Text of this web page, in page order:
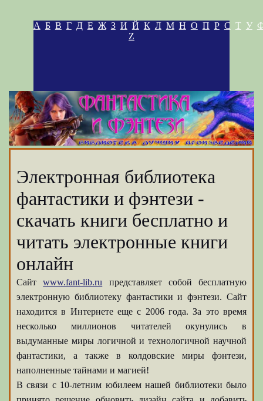
А Б В Г Д Е Ж З И Й К Л М Н О П Р С Т У
Z
Электронная библиотека
фантастики и фэнтези -
скачать книги бесплатно и
читать электронные книги
онлайн
Сайтwww.fant-lib.ru представляет собой бесплатную
электронную библиотеку фантастики и фэнтези. Сайт
находится в Интернете еще с 2006 года. За это время
несколько миллионов читателей окунулись в
выдуманные миры логичной и технологичной научной
фантастики, а также в колдовские миры фэнтези,
наполненные тайнами и магией!
В связи с 10-летним юбилеем нашей библиотеки было